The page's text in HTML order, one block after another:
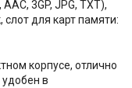
3GP, JPG, TXT),
для карт памяти:
корпусе, отлично
в